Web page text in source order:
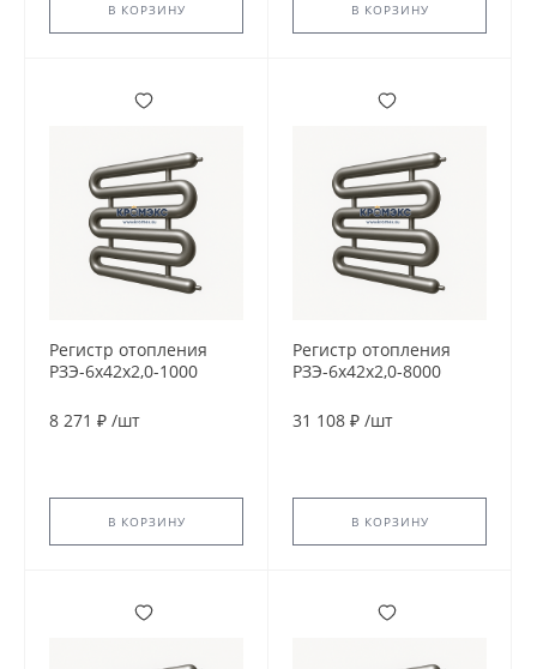
В КОРЗИНУ В КОРЗИНУ
Регистр отопления
РЗЭ-6x42x2,0-1000
8 271 ₽ /шт
В КОРЗИНУ
Регистр отопления
РЗЭ-6x42x2,0-8000
31 108 ₽ /шт
В КОРЗИНУ